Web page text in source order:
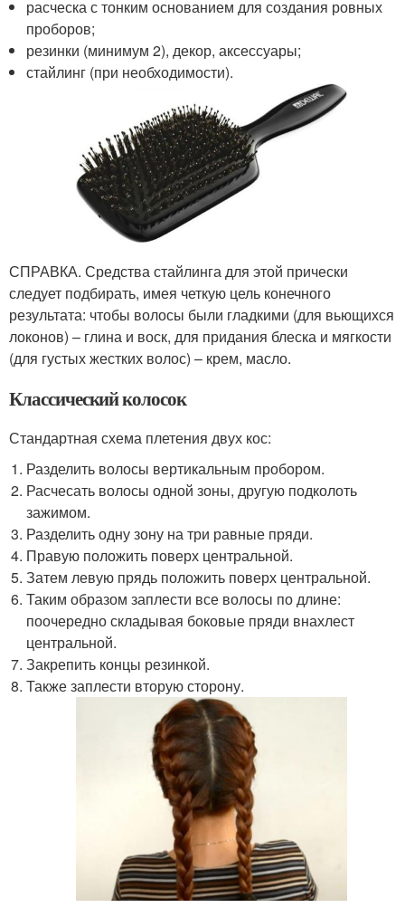
расческа с тонким основанием для создания ровных
проборов;
резинки (минимум 2), декор, аксессуары;
стайлинг (при необходимости).
СПРАВКА. Средства стайлинга для этой прически
следует подбирать, имея четкую цель конечного
результата: чтобы волосы были гладкими (для вьющихся
локонов) – глина и воск, для придания блеска и мягкости
(для густых жестких волос) – крем, масло.
Классический колосок
Стандартная схема плетения двух кос:
Разделить волосы вертикальным пробором.
Расчесать волосы одной зоны, другую подколоть
зажимом.
Разделить одну зону на три равные пряди.
Правую положить поверх центральной.
Затем левую прядь положить поверх центральной.
Таким образом заплести все волосы по длине:
поочередно складывая боковые пряди внахлест
центральной.
Закрепить концы резинкой.
Также заплести вторую сторону.